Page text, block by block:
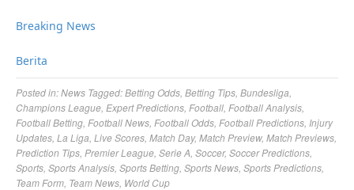
Breaking News
Berita
Posted in:News Tagged:Betting Odds Betting Tips Bundesliga
Champions League Expert Predictions Football Football Analysis
Football Betting Football News Football Odds Football Predictions Injury
Updates La Liga Live Scores Match Day, Match Preview, Match Previews
Prediction Tips Premier League Serie A Soccer, Soccer Predictions
Sports Sports Analysis Sports Betting Sports News Sports Predictions
Team Form Team News World Cup